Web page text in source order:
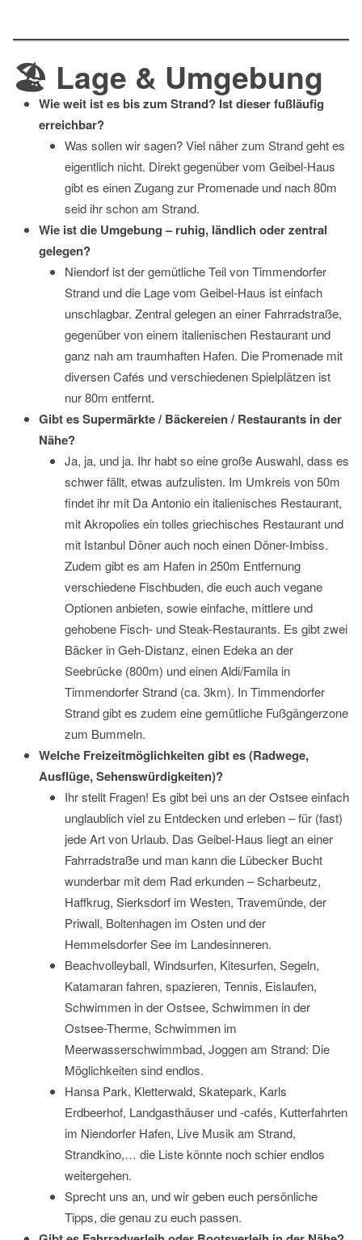
🏖️ Lage & Umgebung
Wie weit ist es bis zum Strand? Ist dieser fußläufig
erreichbar?
Was sollen wir sagen? Viel näher zum Strand geht es
eigentlich nicht. Direkt gegenüber vom Geibel-Haus
gibt es einen Zugang zur Promenade und nach 80m
seid ihr schon am Strand.
Wie ist die Umgebung – ruhig, ländlich oder zentral
gelegen?
Niendorf ist der gemütliche Teil von Timmendorfer
Strand und die Lage vom Geibel-Haus ist einfach
unschlagbar. Zentral gelegen an einer Fahrradstraße,
gegenüber von einem italienischen Restaurant und
ganz nah am traumhaften Hafen. Die Promenade mit
diversen Cafés und verschiedenen Spielplätzen ist
nur 80m entfernt.
Gibt es Supermärkte / Bäckereien / Restaurants in der
Nähe?
Ja, ja, und ja. Ihr habt so eine große Auswahl, dass es
schwer fällt, etwas aufzulisten. Im Umkreis von 50m
findet ihr mit Da Antonio ein italienisches Restaurant,
mit Akropolies ein tolles griechisches Restaurant und
mit Istanbul Döner auch noch einen Döner-Imbiss.
Zudem gibt es am Hafen in 250m Entfernung
verschiedene Fischbuden, die euch auch vegane
Optionen anbieten, sowie einfache, mittlere und
gehobene Fisch- und Steak-Restaurants. Es gibt zwei
Bäcker in Geh-Distanz, einen Edeka an der
Seebrücke (800m) und einen Aldi/Famila in
Timmendorfer Strand (ca. 3km). In Timmendorfer
Strand gibt es zudem eine gemütliche Fußgängerzone
zum Bummeln.
Welche Freizeitmöglichkeiten gibt es (Radwege,
Ausflüge, Sehenswürdigkeiten)?
Ihr stellt Fragen! Es gibt bei uns an der Ostsee einfach
unglaublich viel zu Entdecken und erleben – für (fast)
jede Art von Urlaub. Das Geibel-Haus liegt an einer
Fahrradstraße und man kann die Lübecker Bucht
wunderbar mit dem Rad erkunden – Scharbeutz,
Haffkrug, Sierksdorf im Westen, Travemünde, der
Priwall, Boltenhagen im Osten und der
Hemmelsdorfer See im Landesinneren.
Beachvolleyball, Windsurfen, Kitesurfen, Segeln,
Katamaran fahren, spazieren, Tennis, Eislaufen,
Schwimmen in der Ostsee, Schwimmen in der
Ostsee-Therme, Schwimmen im
Meerwasserschwimmbad, Joggen am Strand: Die
Möglichkeiten sind endlos.
Hansa Park, Kletterwald, Skatepark, Karls
Erdbeerhof, Landgasthäuser und -cafés, Kutterfahrten
im Niendorfer Hafen, Live Musik am Strand,
Strandkino,… die Liste könnte noch schier endlos
weitergehen.
Sprecht uns an, und wir geben euch persönliche
Tipps, die genau zu euch passen.